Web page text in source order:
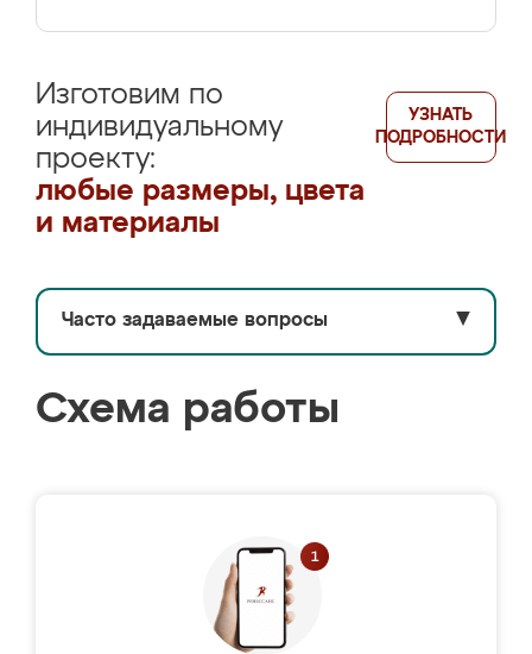
Изготовим по
индивидуальному
проекту:
любые размеры, цвета
и материалы
УЗНАТЬ
ПОДРОБНОСТИ
Часто задаваемые вопросы ▼
Схема работы